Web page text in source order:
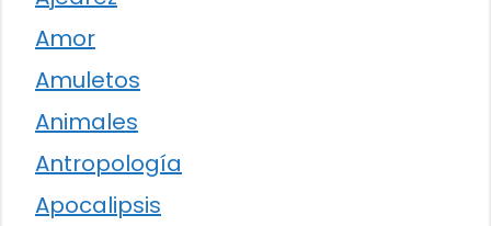
Amor
Amuletos
Animales
Antropología
Apocalipsis